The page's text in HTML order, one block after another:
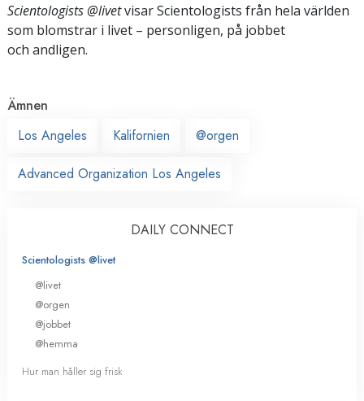
Scientologists @livetvisar Scientologists från hela världen
som blomstrar i livet – personligen, på jobbet
och andligen.
Ämnen
Los Angeles
Kalifornien @orgen
Advanced Organization Los Angeles
DAILY CONNECT
Scientologists @livet
@livet
@orgen
@jobbet
@hemma
Hur man håller sig frisk